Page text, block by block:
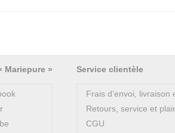
Mariepure » Service clientèle
Frais d’envoi, livraison
Retours, service et
CGU